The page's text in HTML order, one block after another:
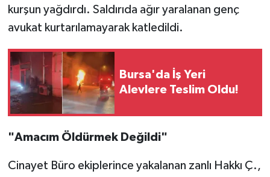
kurşun yağdırdı. Saldırıda ağır yaralanan genç
avukat kurtarılamayarak katledildi.
Bursa'da İş Yeri
Alevlere Teslim Oldu!
"Amacım Öldürmek Değildi"
Cinayet Büro ekiplerince yakalanan zanlı Hakkı Ç.,